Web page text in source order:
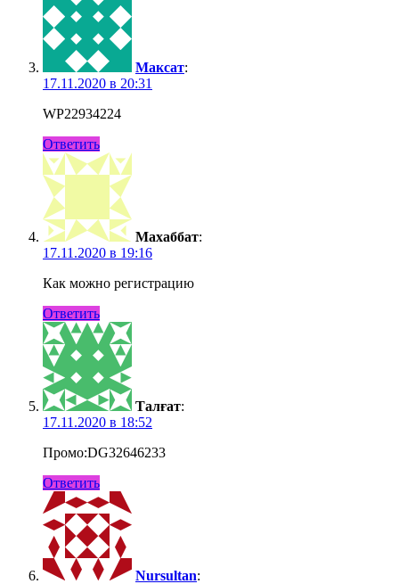
Максат:
17.11.2020 в 20:31
WP22934224
Ответить
Махаббат:
17.11.2020 в 19:16
Как можно регистрацию
Ответить
Талғат:
17.11.2020 в 18:52
Промо:DG32646233
Ответить
Nursultan: